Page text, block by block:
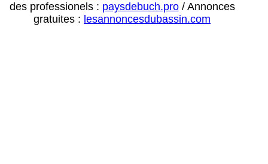
des professionels : paysdebuch.pro/ Annonces
gratuites : lesannoncesdubassin.com